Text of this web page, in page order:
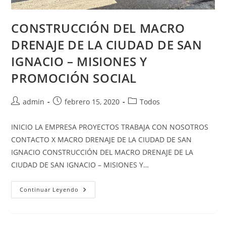
CONSTRUCCIÓN DEL MACRO
DRENAJE DE LA CIUDAD DE SAN
IGNACIO – MISIONES Y
PROMOCIÓN SOCIAL
admin febrero 15, 2020 Todos
INICIO LA EMPRESA PROYECTOS TRABAJA CON NOSOTROS
CONTACTO X MACRO DRENAJE DE LA CIUDAD DE SAN
IGNACIO CONSTRUCCIÓN DEL MACRO DRENAJE DE LA
CIUDAD DE SAN IGNACIO – MISIONES Y…
Continuar Leyendo